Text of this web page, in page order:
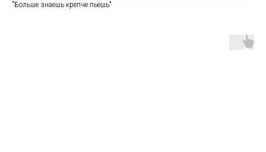
"Больше знаешь крепче пьешь"